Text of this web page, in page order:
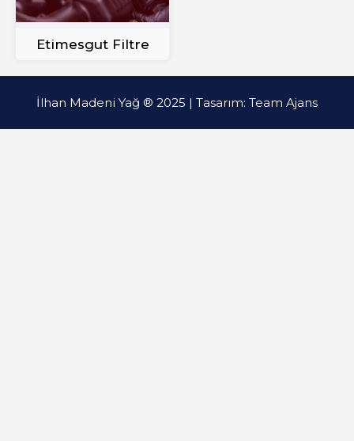
Etimesgut Filtre
İlhan Madeni Yağ ® 2025 | Tasarım: Team Ajans